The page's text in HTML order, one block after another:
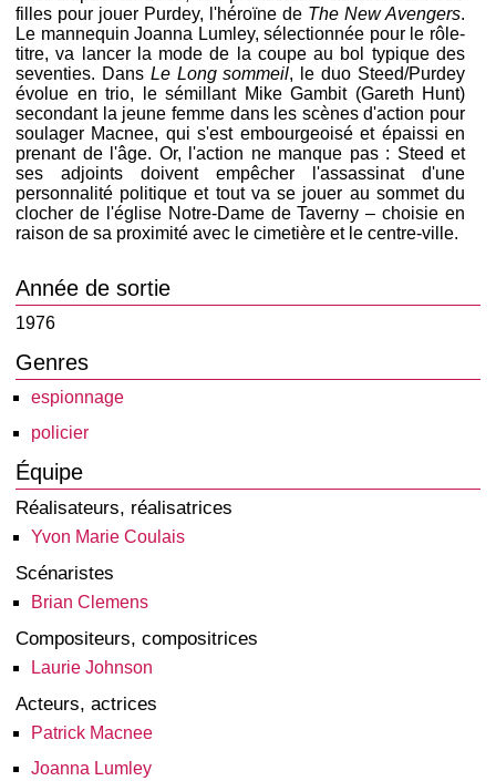
filles pour jouer Purdey, l'héroïne de The New Avengers.
Le mannequin Joanna Lumley, sélectionnée pour le rôle-
titre, va lancer la mode de la coupe au bol typique des
seventies. Dans Le Long sommeil, le duo Steed/Purdey
évolue en trio, le sémillant Mike Gambit (Gareth Hunt)
secondant la jeune femme dans les scènes d'action pour
soulager Macnee, qui s'est embourgeoisé et épaissi en
prenant de l'âge. Or, l'action ne manque pas : Steed et
ses adjoints doivent empêcher l'assassinat d'une
personnalité politique et tout va se jouer au sommet du
clocher de l'église Notre-Dame de Taverny – choisie en
raison de sa proximité avec le cimetière et le centre-ville.
Année de sortie
1976
Genres
espionnage
policier
Équipe
Réalisateurs, réalisatrices
Yvon Marie Coulais
Scénaristes
Brian Clemens
Compositeurs, compositrices
Laurie Johnson
Acteurs, actrices
Patrick Macnee
Joanna Lumley